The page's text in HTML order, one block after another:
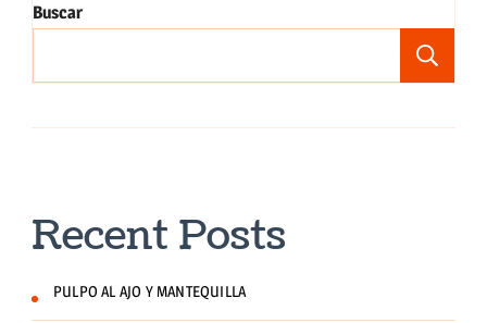
Buscar
Recent Posts
PULPO AL AJO Y MANTEQUILLA